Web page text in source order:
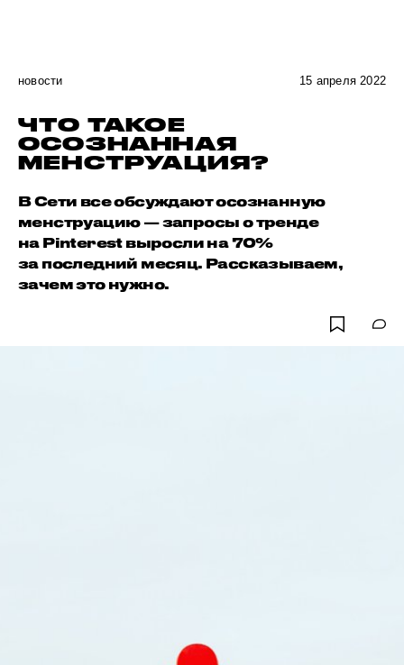
новости 15 апреля 2022
ЧТО ТАКОЕ
ОСОЗНАННАЯ
МЕНСТРУАЦИЯ?
В Сети все обсуждают осознанную
менструацию — запросы о тренде
на Pinterest выросли на 70%
за последний месяц. Рассказываем,
зачем это нужно.